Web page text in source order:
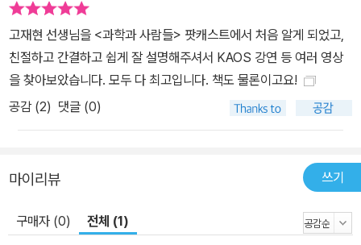
요즘은 혁신적 기술에 대한 요구도 함께 늘어나고 있다. 특히 전 지구
적 기후 변화와 환경 위기에 능동적으로 대처하기 위한 과학자, 공학
자의 노력도 더 빨라지고 있다. 지구 전체 발전량의 무려 4분의 1을
소비하는 조명 기술도 예외는 아니다. 백열등을 발명한 에디슨 이후 1
990년대 중반 처음 등장한 작은 청색 반도체 광원이 일으킨 제2의
체 발광 다이오드)가 확대될 수는 없는 일이었다. 점멸이 자유롭고 디
지털 제어가 용이하기 때문에 LED는 사물 인터넷의 시대에 정보를
전달하는 수단으로, 다양한 센서를 결합한 지능형 조명 시스템으로
진화하고 있는 중이다. 반도체의 종류에 따라 다채로운 색상을 낼 수
고재현 선생님을 <과학과 사람들> 팟캐스트에서 처음 알게 되었고,
친절하고 간결하고 쉽게 잘 설명해주셔서 KAOS 강연 등 여러 영상
을 찾아보았습니다. 모두 다 최고입니다. 책도 물론이고요!
공감 (2) 댓글 (0)
마이리뷰 쓰기
구매자 (0) 전체 (1)